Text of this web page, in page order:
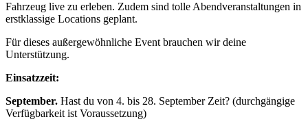
Fahrzeug live zu erleben. Zudem sind tolle Abendveranstaltungen in
erstklassige Locations geplant.
Für dieses außergewöhnliche Event brauchen wir deine
Unterstützung.
Einsatzzeit:
September. Hast du von 4. bis 28. September Zeit? (durchgängige
Verfügbarkeit ist Voraussetzung)